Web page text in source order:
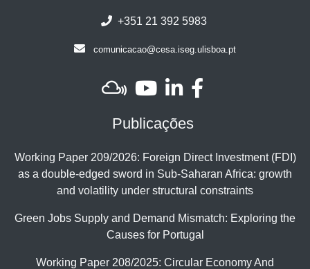
+351 21 392 5983
comunicacao@cesa.iseg.ulisboa.pt
Publicações
Working Paper 209/2026: Foreign Direct Investment (FDI)
as a double-edged sword in Sub-Saharan Africa: growth
and volatility under structural constraints
Green Jobs Supply and Demand Mismatch: Exploring the
Causes for Portugal
Working Paper 208/2025: Circular Economy And